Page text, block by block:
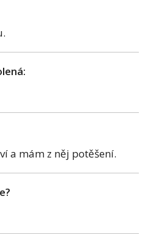
a mám z něj potěšení.